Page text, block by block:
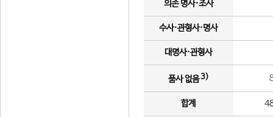
의존 명사·조사
수사·관형사·명사
대명사·관형사
품사 없음3)
합계